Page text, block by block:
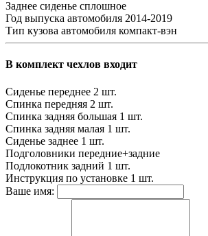
Заднее сиденье сплошное
Год выпуска автомобиля 2014-2019
Тип кузова автомобиля компакт-вэн
В комплект чехлов входит
Сиденье переднее 2 шт.
Спинка передняя 2 шт.
Спинка задняя большая 1 шт.
Спинка задняя малая 1 шт.
Сиденье заднее 1 шт.
Подголовники передние+задние
Подлокотник задний 1 шт.
Инструкция по установке 1 шт.
Ваше имя: